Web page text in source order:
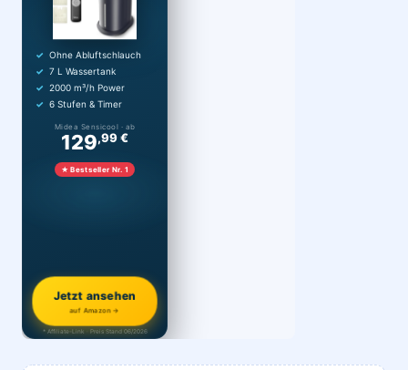
Ohne Abluftschlauch
7 L Wassertank
2000 m³/h Power
6 Stufen & Timer
Midea Sensicool · ab
129,99 €
★ Bestseller Nr. 1
Jetzt ansehen
auf Amazon →
* Affiliate-Link · Preis Stand 06/2026